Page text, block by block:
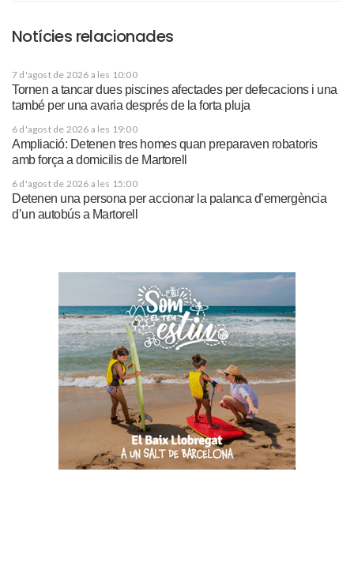
Notícies relacionades
7 d'agost de 2026 a les 10:00
Tornen a tancar dues piscines afectades per defecacions i una
també per una avaria després de la forta pluja
6 d'agost de 2026 a les 19:00
Ampliació: Detenen tres homes quan preparaven robatoris
amb força a domicilis de Martorell
6 d'agost de 2026 a les 15:00
Detenen una persona per accionar la palanca d’emergència
d’un autobús a Martorell